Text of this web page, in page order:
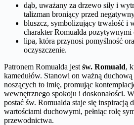
dąb, uważany za drzewo siły i
talizman broniący przed
bluszcz, symbolizujący trwałość i
charakter Romualda pozytywnymi
lipa, która przynosi pomyślność
oczyszczenie.
Patronem Romualda jest św. Romuald,
kamedułów. Stanowi on ważną
noszących to imię, promując
wewnętrznego spokoju i doskonałości.
postać św. Romualda staje się inspiracją
wartościami duchowymi, pełniąc rolę
przewodnictwa.